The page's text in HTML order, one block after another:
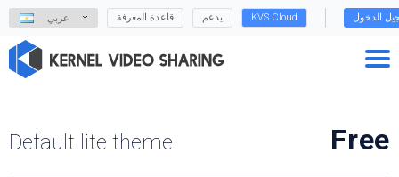
عربي قاعدة المعرفة يدعم KVS Cloud الدخول
Default lite theme Free